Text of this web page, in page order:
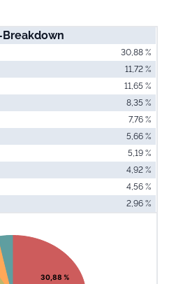
30,88 %
11,72 %
11,65 %
8,35 %
7,76 %
5,66 %
5,19 %
4,92 %
4,56 %
2,96 %
slices.
Chart
30,88 %